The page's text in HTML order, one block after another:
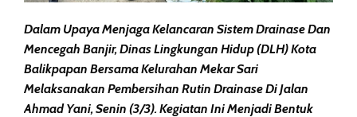
Dalam Upaya Menjaga Kelancaran Sistem Drainase Dan
Mencegah Banjir, Dinas Lingkungan Hidup (DLH) Kota
Balikpapan Bersama Kelurahan Mekar Sari
Melaksanakan Pembersihan Rutin Drainase Di Jalan
Ahmad Yani, Senin (3/3). Kegiatan Ini Menjadi Bentuk